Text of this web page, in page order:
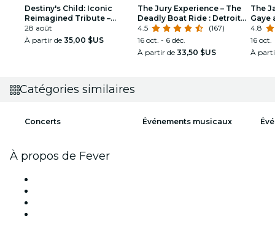
Destiny's Child: Iconic
Reimagined Tribute –
Detroit
28 août
À partir de 35,00 $US
The Jury Experience – The
Deadly Boat Ride : Detroit
rendra-t-il justice ?
4.5
(167)
16 oct. - 6 déc.
À partir de 33,50 $US
The
4.8
16 oct.
À
Catégories similaires
Concerts Événements musicaux
À propos de Fever